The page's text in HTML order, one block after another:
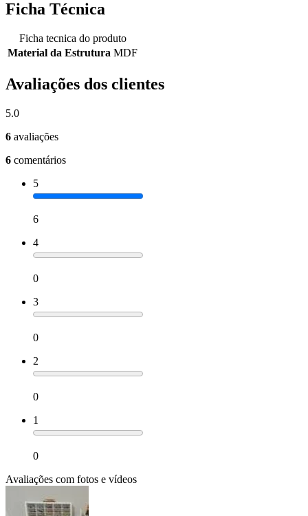
Ficha Técnica
Ficha tecnica do produto
Material da Estrutura MDF
Avaliações dos clientes
5.0
6 avaliações
6 comentários
5
6
4
0
3
0
2
0
1
0
Avaliações com fotos e vídeos